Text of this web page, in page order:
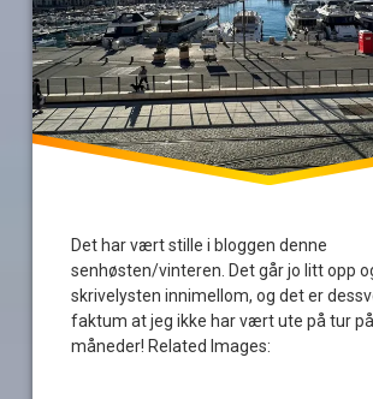
Det har vært stille i bloggen denne
senhøsten/vinteren. Det går jo litt opp
skrivelysten innimellom, og det er
faktum at jeg ikke har vært ute på tur
måneder! Related Images: